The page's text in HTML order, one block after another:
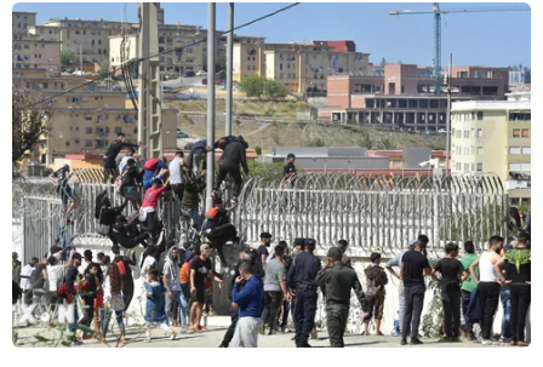
Người đại diện công chúng của Nicole chia sẻ
rằng gia đình cô "hiện đang sốc bởi sự ra đi đột
ngột này."
"Cô ấy rất trân trọng sự chia sẻ, động viên và
mong được tôn trọng sự riêng tư của gia đình
trong thời điểm khó khăn này," bà Leslee Dart
trả lời hãng AP của Australia.
Chồng của Nicole là ca sỹ nhạc đồng quê Keith
Urban cũng đã hủy một buổi biểu diễn tại Mỹ và